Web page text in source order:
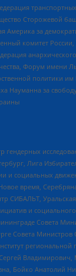
Сторожевой
за
комитет
Форум имени
политики
за
Лига
и социальных
время,
и
Совета
Совета
Бойко Анатолий